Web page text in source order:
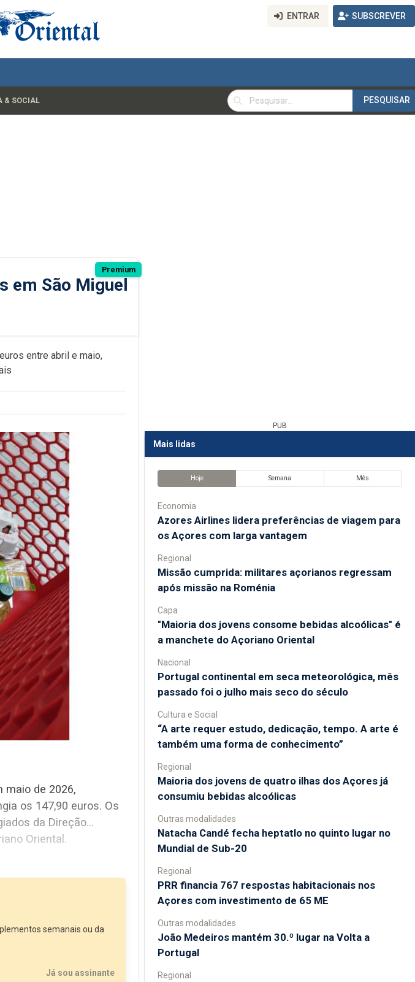
ENTRAR SUBSCREVER
& SOCIAL
PESQUISAR
PESQUISAR
Premium
em São Miguel
entre abril e maio,
maio de 2026,
os 147,90 euros. Os
da Direção
Oriental.
semanais ou da
Já sou assinante
PUB
Mais lidas
Hoje Semana Mês
Economia
Azores Airlines lidera preferências de viagem para
os Açores com larga vantagem
Regional
Missão cumprida: militares açorianos regressam
após missão na Roménia
Capa
"Maioria dos jovens consome bebidas alcoólicas" é
a manchete do Açoriano Oriental
Nacional
Portugal continental em seca meteorológica, mês
passado foi o julho mais seco do século
Cultura e Social
“A arte requer estudo, dedicação, tempo. A arte é
também uma forma de conhecimento”
Regional
Maioria dos jovens de quatro ilhas dos Açores já
consumiu bebidas alcoólicas
Outras modalidades
Natacha Candé fecha heptatlo no quinto lugar no
Mundial de Sub-20
Regional
PRR financia 767 respostas habitacionais nos
Açores com investimento de 65 ME
Outras modalidades
João Medeiros mantém 30.º lugar na Volta a
Portugal
Regional